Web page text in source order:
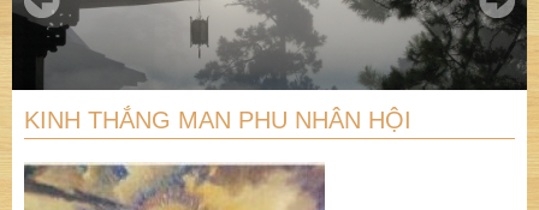
KINH THẮNG MAN PHU NHÂN HỘI